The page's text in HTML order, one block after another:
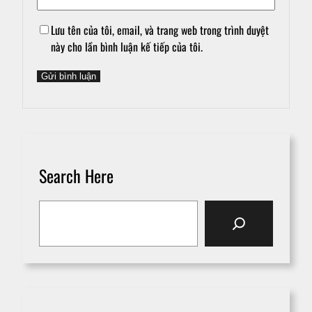
Lưu tên của tôi, email, và trang web trong trình duyệt
này cho lần bình luận kế tiếp của tôi.
Search Here
a